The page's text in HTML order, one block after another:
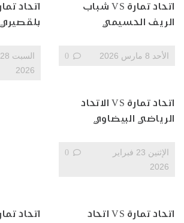
بلقصيري
2026
اتحاد تمارة VS شباب
الريف الحسيمي
الأحد 8 مارس 2026 0
اتحاد تمارة VS الاتحاد
الرياضي البيضاوي
الإثنين 23 فبراير
2026
0
اتحاد تمارة VS اتحاد